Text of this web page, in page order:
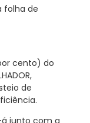
folha de
cento) do
de